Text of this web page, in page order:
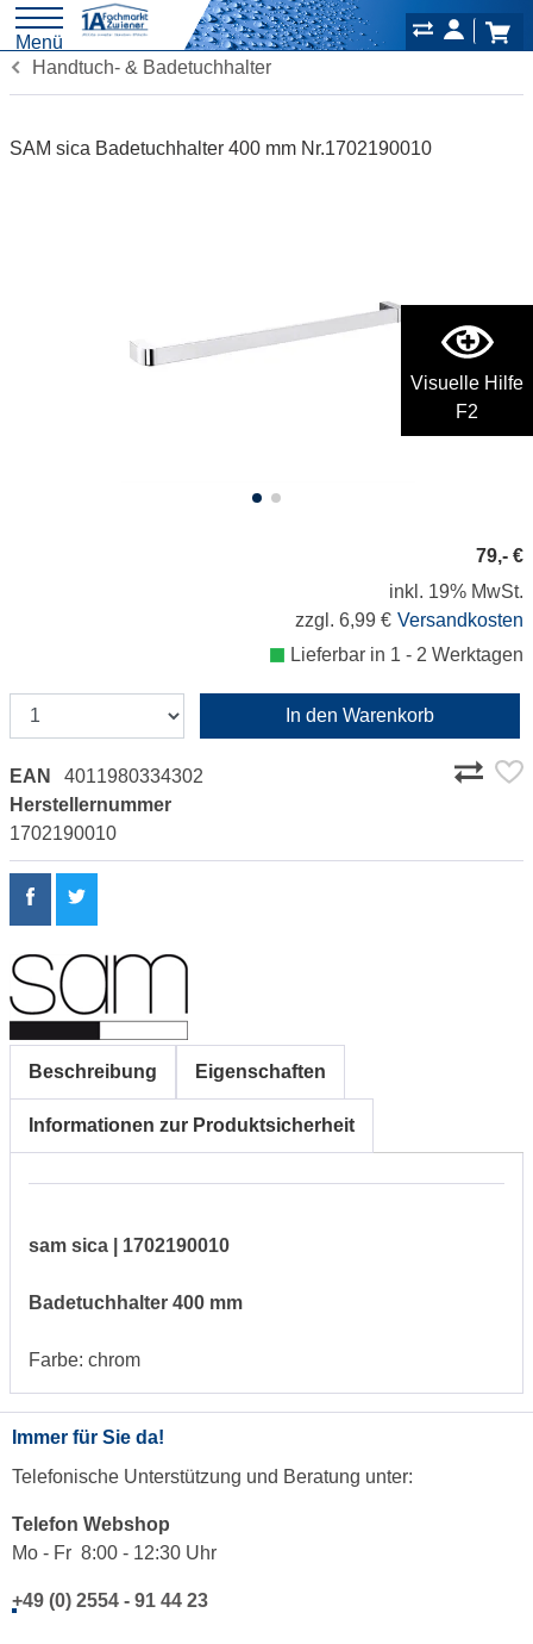
Visuelle Hilfe
F2
Menü
Handtuch- & Badetuchhalter
SAM sica Badetuchhalter 400 mm Nr.1702190010
79,- €
inkl. 19% MwSt.
zzgl. 6,99 € Versandkosten
Lieferbar in 1 - 2 Werktagen
In den Warenkorb
EAN
4011980334302
Herstellernummer
1702190010
Beschreibung Eigenschaften
Informationen zur Produktsicherheit
sam sica | 1702190010
Badetuchhalter 400 mm
Farbe: chrom
Immer für Sie da!
Telefonische Unterstützung und Beratung unter:
Telefon Webshop
Mo - Fr 8:00 - 12:30 Uhr
+49 (0) 2554 - 91 44 23